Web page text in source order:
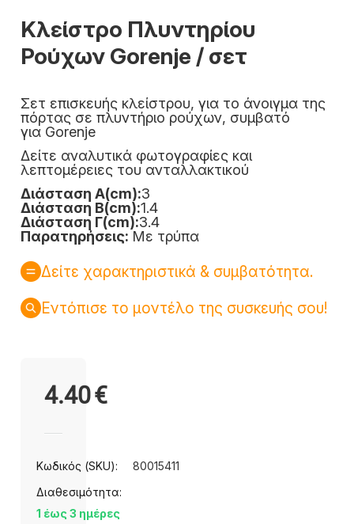
Κλείστρο Πλυντηρίου
Ρούχων Gorenje / σετ
Σετ επισκευής κλείστρου, για το άνοιγμα της
πόρτας σε πλυντήριο ρούχων, συμβατό
για Gorenje
Δείτε αναλυτικά φωτογραφίες και
λεπτομέρειες του ανταλλακτικού
Διάσταση Α(cm):3
Διάσταση Β(cm):1.4
Διάσταση Γ(cm):3.4
Παρατηρήσεις: Με τρύπα
Δείτε χαρακτηριστικά & συμβατότητα.
Εντόπισε το μοντέλο της συσκευής σου!
4.40€
Κωδικός (SKU):
80015411
Διαθεσιμότητα:
1 έως 3 ημέρες